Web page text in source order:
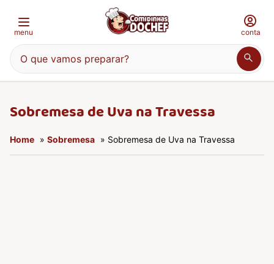
menu
O que vamos preparar?
conta
Sobremesa de Uva na Travessa
Home » Sobremesa » Sobremesa de Uva na Travessa